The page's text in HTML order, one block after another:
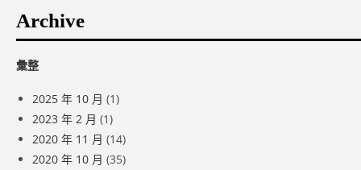
Archive
彙整
2025 年 10 月 (1)
2023 年 2 月 (1)
2020 年 11 月 (14)
2020 年 10 月 (35)